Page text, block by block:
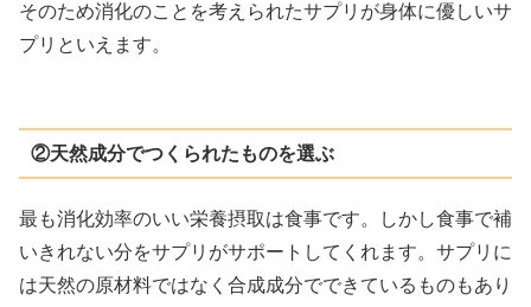
そのため消化のことを考えられたサプリが身体に優しいサ
プリといえます。
②天然成分でつくられたものを選ぶ
最も消化効率のいい栄養摂取は食事です。しかし食事で補
いきれない分をサプリがサポートしてくれます。サプリに
は天然の原材料ではなく合成成分でできているものもあり